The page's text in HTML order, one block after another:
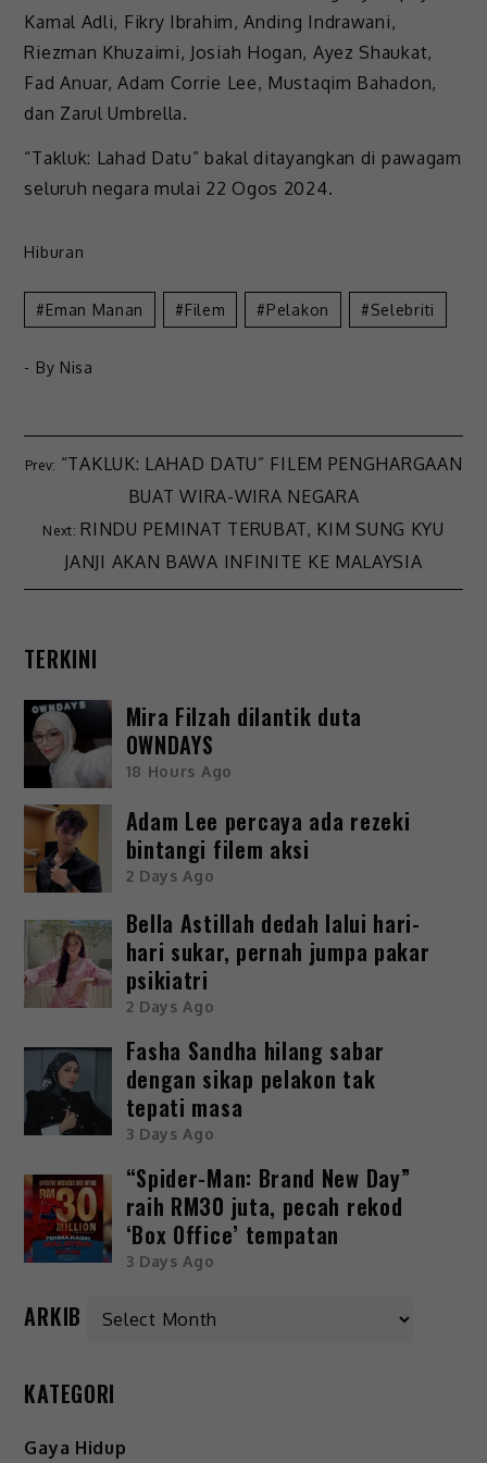
Kamal Adli, Fikry Ibrahim, Anding Indrawani,
Riezman Khuzaimi, Josiah Hogan, Ayez Shaukat,
Fad Anuar, Adam Corrie Lee, Mustaqim Bahadon,
dan Zarul Umbrella.
“Takluk: Lahad Datu” bakal ditayangkan di pawagam
seluruh negara mulai 22 Ogos 2024.
Hiburan
Eman Manan Filem Pelakon Selebriti
- By Nisa
“TAKLUK: LAHAD DATU” FILEM PENGHARGAAN
BUAT WIRA-WIRA NEGARA
RINDU PEMINAT TERUBAT, KIM SUNG KYU
JANJI AKAN BAWA INFINITE KE MALAYSIA
TERKINI
Mira Filzah dilantik duta
OWNDAYS
18 Hours Ago
Adam Lee percaya ada rezeki
bintangi filem aksi
2 Days Ago
Bella Astillah dedah lalui hari-
hari sukar, pernah jumpa pakar
psikiatri
2 Days Ago
Fasha Sandha hilang sabar
dengan sikap pelakon tak
tepati masa
3 Days Ago
“Spider-Man: Brand New Day”
raih RM30 juta, pecah rekod
‘Box Office’ tempatan
3 Days Ago
ARKIB
KATEGORI
Gaya Hidup